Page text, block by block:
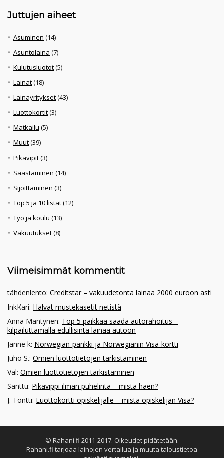
Juttujen aiheet
Asuminen (14)
Asuntolaina (7)
Kulutusluotot(5)
Lainat(18)
Lainayritykset(43)
Luottokortit(3)
Matkailu (5)
Muut(39)
Pikavipit(3)
Säästäminen (14)
Sijoittaminen (3)
Top 5 ja 10 listat(12)
Työ ja koulu (13)
Vakuutukset(8)
Viimeisimmät kommentit
tähdenlento: Creditstar – vakuudetonta lainaa 2000 euroon asti
InkKari: Halvat mustekasetit netistä
Anna Mäntynen: Top 5 paikkaa saada autorahoitus –
kilpailuttamalla edullisinta lainaa autoon
Janne k: Norwegian-pankki ja Norwegianin Visa-kortti
Juho S.: Omien luottotietojen tarkistaminen
Val: Omien luottotietojen tarkistaminen
Santtu: Pikavippi ilman puhelinta – mistä haen?
J. Tontti: Luottokortti opiskelijalle – mistä opiskelijan Visa?
© Rahani.fi 2011-2017. Oikeudet pidätetään.
Rahani.fi tarjoaa lainojen vertailua ja muuta taloustietoa